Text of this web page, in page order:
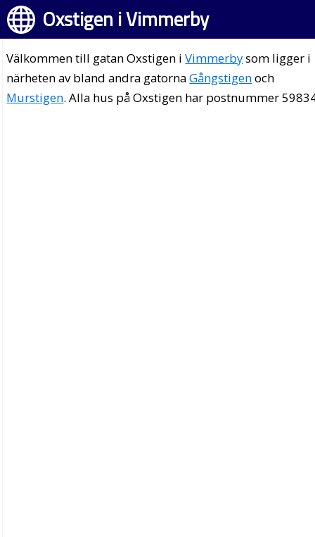
Oxstigen i Vimmerby
Välkommen till gatan Oxstigen iVimmerbysom ligger i
närheten av bland andra gatornaGångstigenoch
Murstigen. Alla hus på Oxstigen har postnummer